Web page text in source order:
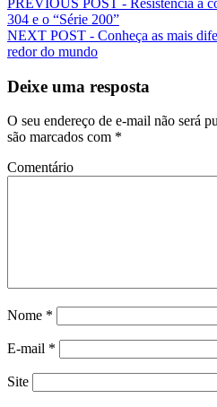
PREVIOUS POST - Resistência à
304 e o “Série 200”
NEXT POST - Conheça as mais
redor do mundo
Deixe uma resposta
O seu endereço de e-mail não será
são marcados com *
Comentário
Nome *
E-mail *
Site